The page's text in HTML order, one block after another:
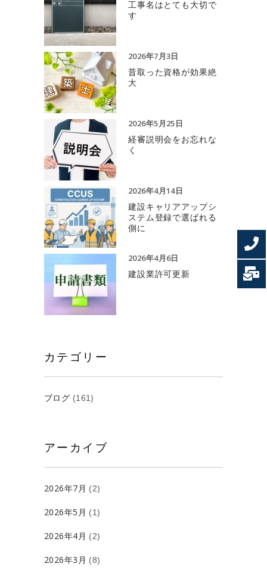
工事名はとても大切で
す
2026年7月3日
昔取った資格が効果絶
大
2026年5月25日
経審説明会をお忘れな
く
2026年4月14日
建設キャリアアップシ
ステム登録で選ばれる
側に
2026年4月6日
建設業許可更新
カテゴリー
ブログ (161)
アーカイブ
2026年7月 (2)
2026年5月 (1)
2026年4月 (2)
2026年3月 (8)